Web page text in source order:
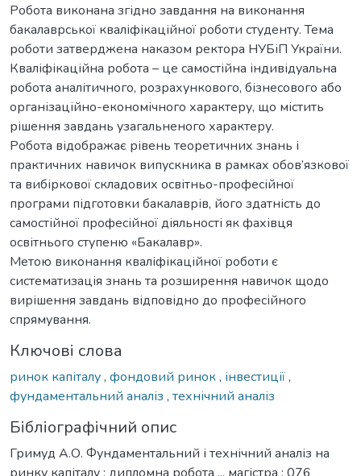
Робота виконана згідно завдання на виконання
бакалаврської кваліфікаційної роботи студенту. Тема
роботи затверджена наказом ректора НУБіП України.
Кваліфікаційна робота – це самостійна індивідуальна
робота аналітичного, розрахункового, бізнесового або
організаційно-економічного характеру, що містить
рішення завдань узагальненого характеру.
Робота відображає рівень теоретичних знань і
практичних навичок випускника в рамках обов’язкової
та вибіркової складових освітньо-професійної
програми підготовки бакалаврів, його здатність до
самостійної професійної діяльності як фахівця
освітнього ступеню «Бакалавр».
Метою виконання кваліфікаційної роботи є
систематизація знань та розширення навичок щодо
вирішення завдань відповідно до професійного
спрямування.
Ключові слова
ринок капіталу, фондовий ринок, інвестиції,
фундаментальний аналіз , технічний аналіз
Бібліографічний опис
Гримуд А.О. Фундаментальний і технічний аналіз на